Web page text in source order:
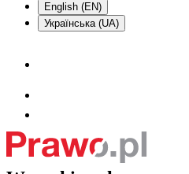
English (EN)
Українська (UA)